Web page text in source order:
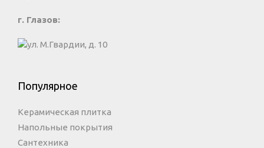
г. Глазов:
ул. М.Гвардии, д. 10
Популярное
Керамическая плитка
Напольные покрытия
Сантехника